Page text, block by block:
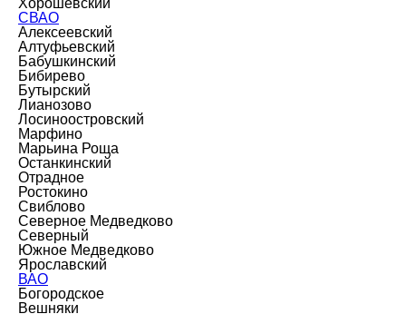
Хорошёвский
СВАО
Алексеевский
Алтуфьевский
Бабушкинский
Бибирево
Бутырский
Лианозово
Лосиноостровский
Марфино
Марьина Роща
Останкинский
Отрадное
Ростокино
Свиблово
Северное Медведково
Северный
Южное Медведково
Ярославский
ВАО
Богородское
Вешняки